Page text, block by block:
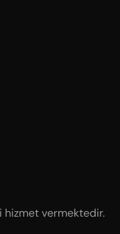
hizmet vermektedir.